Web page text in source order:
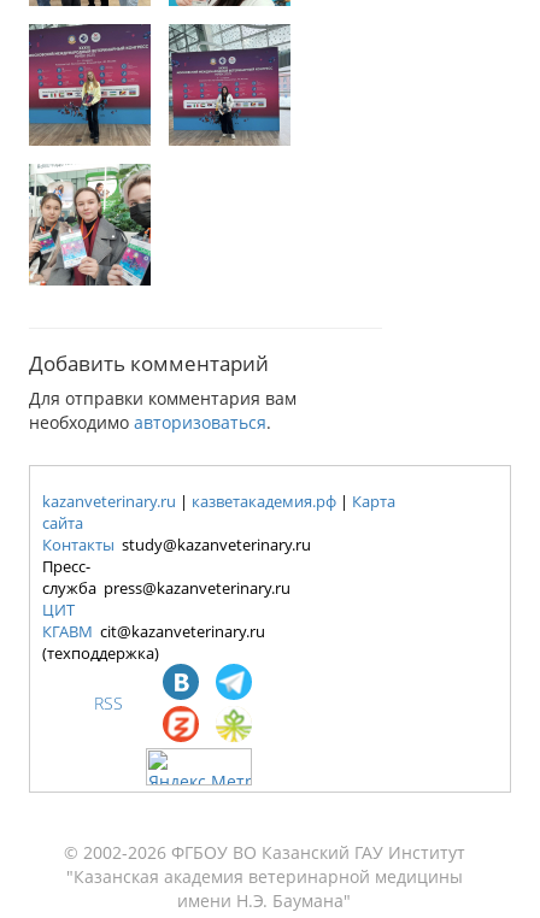
Добавить комментарий
Для отправки комментария вам
необходимо авторизоваться.
kazanveterinary.ru | казветакадемия.рф | Карта
сайта
Контакты study@kazanveterinary.ru
Пресс-
служба press@kazanveterinary.ru
ЦИТ
КГАВМ cit@kazanveterinary.ru
(техподдержка)
RSS
© 2002-2026 ФГБОУ ВО Казанский ГАУ Институт
"Казанская академия ветеринарной медицины
имени Н.Э. Баумана"